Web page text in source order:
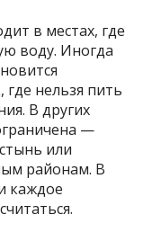
в местах, где
воду. Иногда
нельзя пить
В других
—
или
районам. В
каждое